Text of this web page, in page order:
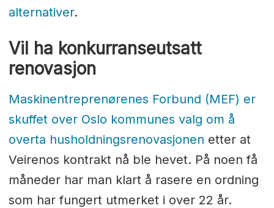
alternativer.
Vil ha konkurranseutsatt
renovasjon
Maskinentreprenørenes Forbund (MEF) er
skuffet over Oslo kommunes valg om å
overta husholdningsrenovasjonen etter at
Veirenos kontrakt nå ble hevet. På noen få
måneder har man klart å rasere en ordning
som har fungert utmerket i over 22 år.